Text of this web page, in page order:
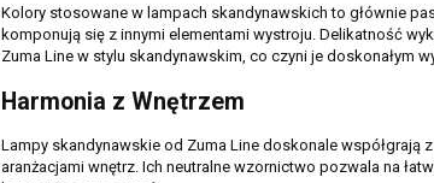
Kolory stosowane w lampach skandynawskich to głównie
komponują się z innymi elementami wystroju. Delikatność
Zuma Line w stylu skandynawskim, co czyni je doskonałym
Harmonia z Wnętrzem
Lampy skandynawskie od Zuma Line doskonale współgrają
aranżacjami wnętrz. Ich neutralne wzornictwo pozwala na